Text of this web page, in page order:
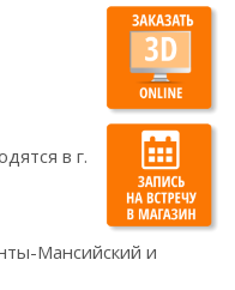
в г.
Мансийский и